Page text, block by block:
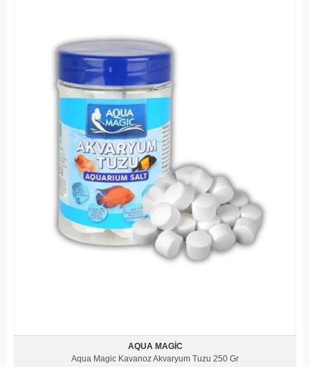
AQUA MAGIC
Aqua Magic Kavanoz Akvaryum Tuzu 250 Gr